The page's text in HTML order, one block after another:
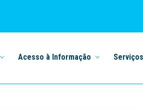
Acesso à Informação Serviços